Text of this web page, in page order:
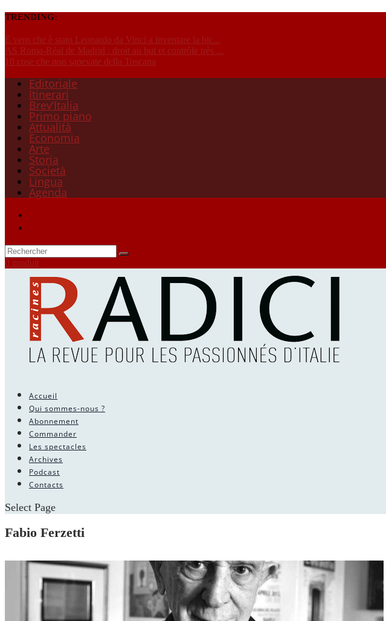
TRENDING:
È vero che è stato Leonardo da Vinci a inventare la bic...
AS Roma-Réal de Madrid : droit au but et contrôle très ...
10 cose che non sapevate della Toscana
Editoriale
Itinerari
Brev’Italia
Primo piano
Attualità
Economia
Arte
Storia
Società
Lingua
Agenda
0 produit
Accueil
Qui sommes-nous ?
Abonnement
Commander
Les spectacles
Archives
Podcast
Contacts
Select Page
Fabio Ferzetti